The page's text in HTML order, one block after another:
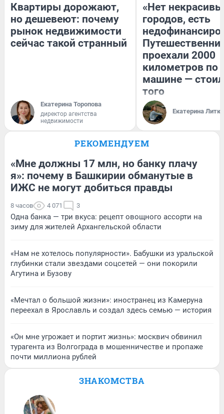
Квартиры дорожают,
но дешевеют: почему
рынок недвижимости
сейчас такой странный
Екатерина Торопова
директор агентства
недвижимости
«Нет
городов, есть
проехали 2000
километров по
машине —
того
Екатерина
РЕКОМЕНДУЕМ
«Мне должны 17 млн, но банку плачу
я»: почему в Башкирии обманутые в
ИЖС не могут добиться правды
8 часов 4 071 3
Одна банка — три вкуса: рецепт овощного ассорти на
зиму для жителей Архангельской области
«Нам не хотелось популярности». Бабушки из уральской
глубинки стали звездами соцсетей — они покорили
Агутина и Бузову
«Мечтал о большой жизни»: иностранец из Камеруна
переехал в Ярославль и создал здесь семью — история
«Он мне угрожает и портит жизнь»: москвич обвинил
турагента из Волгограда в мошенничестве и пропаже
почти миллиона рублей
ЗНАКОМСТВА